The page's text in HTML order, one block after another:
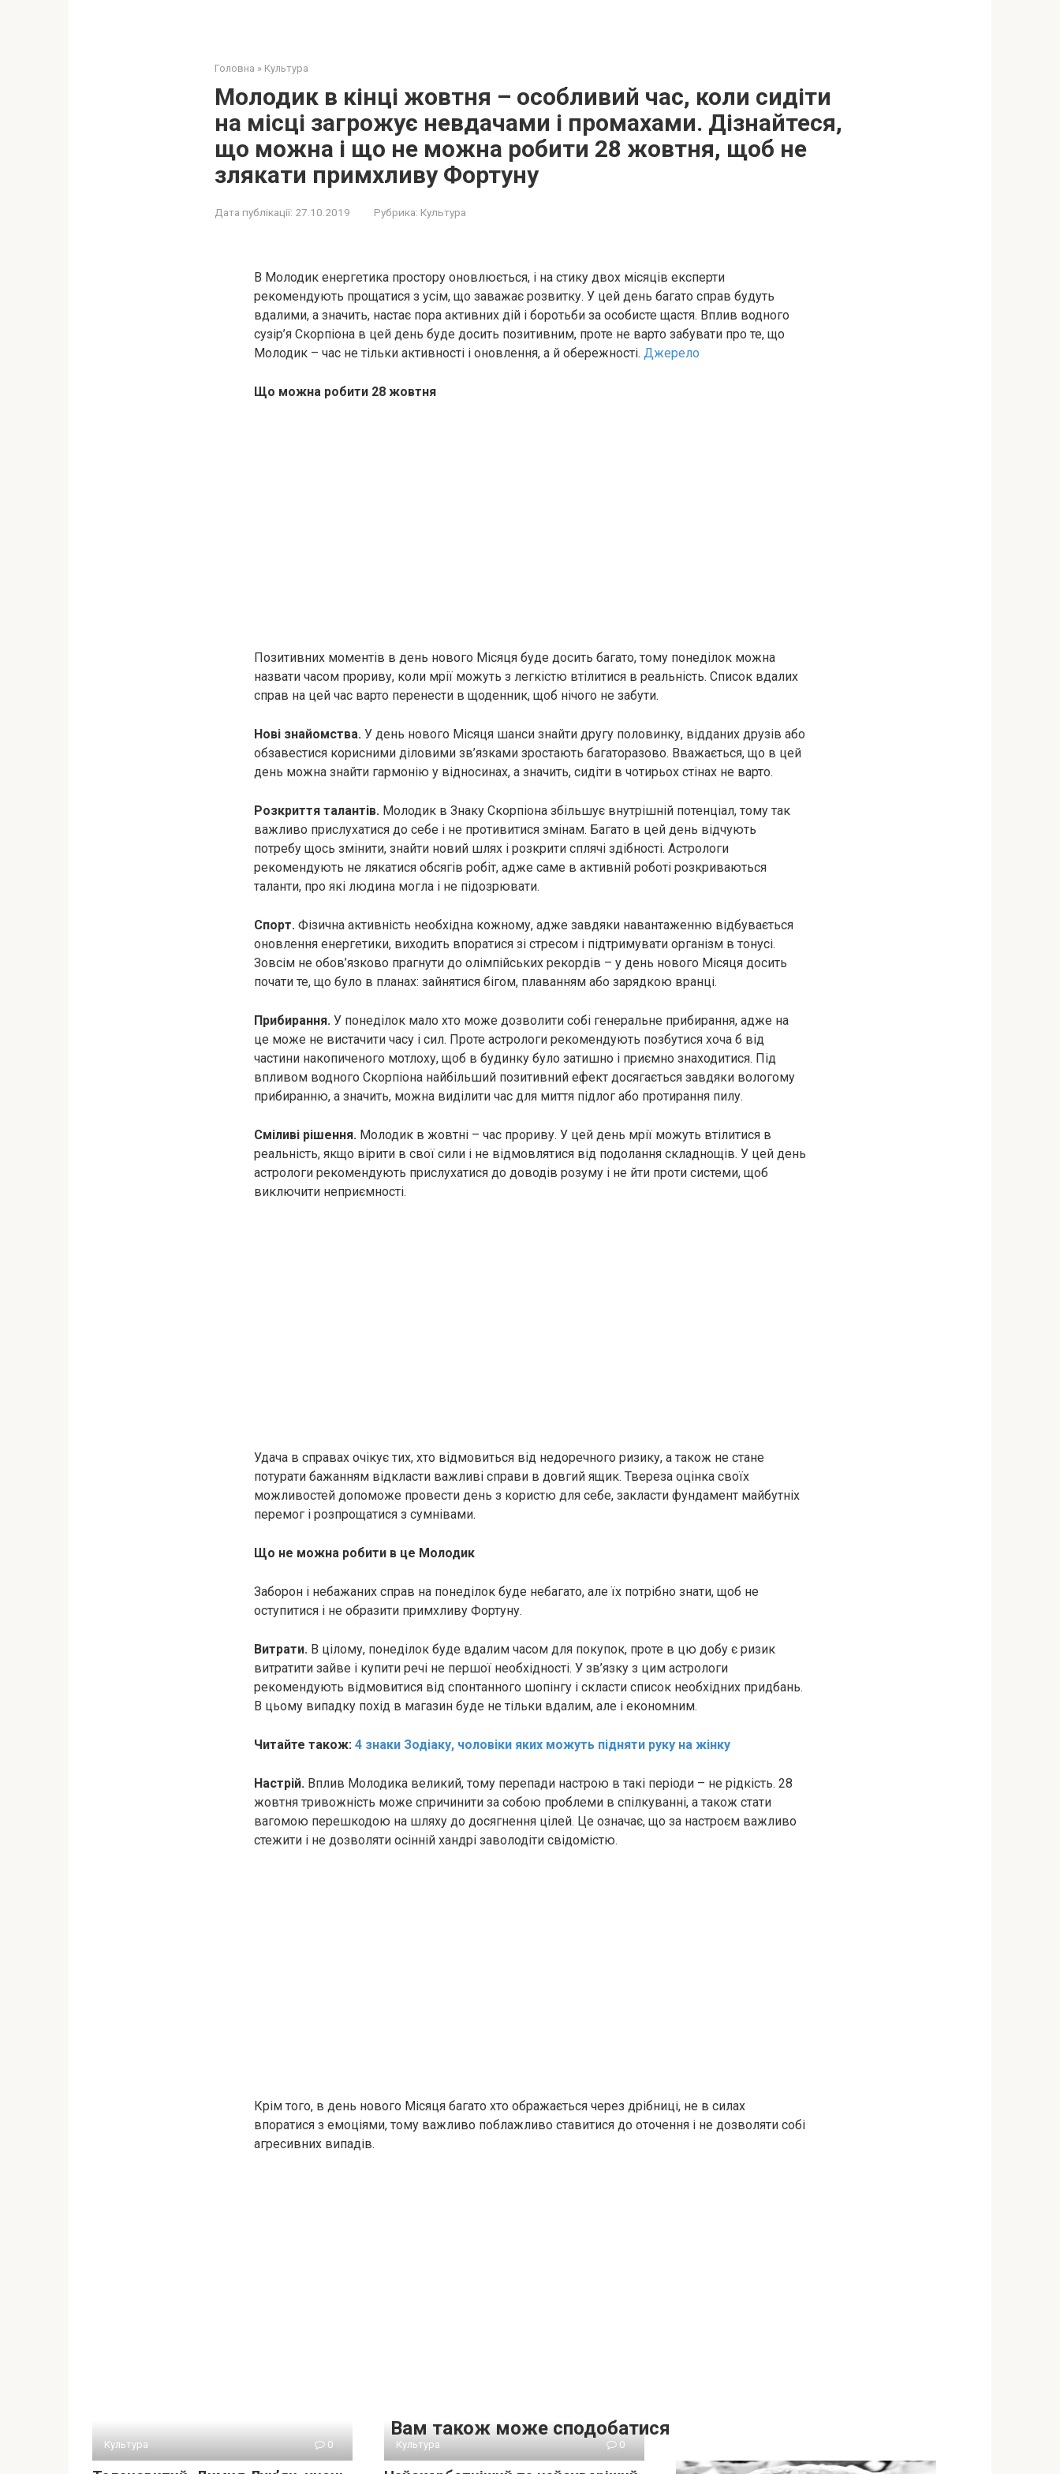
Головна » Культура
Молодик в кінці жовтня – особливий час, коли сидіти
на місці загpoжує невдачами і промахами. Дізнайтеся,
що можна і що не можна робити 28 жовтня, щоб не
злякати примхливу Фортуну
Дата публікації: 27.10.2019 Рубрика: Культура
В Молодик енергетика простору оновлюється, і на стику двох місяців експерти
рекомендують прощатися з усім, що заважає розвитку. У цей день багато справ будуть
вдалими, а значить, настає пора активних дій і боротьби за особисте щастя. Вплив водного
сузір’я Скорпіона в цей день буде досить позитивним, проте не варто забувати про те, що
Молодик – час не тільки активності і оновлення, а й обережності. Джерело
Що можна робити 28 жовтня
Позитивних моментів в день нового Місяця буде досить багато, тому понеділок можна
назвати часом прориву, коли мрії можуть з легкістю втілитися в реальність. Список вдалих
справ на цей час варто перенести в щоденник, щоб нічого не забути.
Нові знайомства. У день нового Місяця шанси знайти другу половинку, відданих друзів або
обзавестися корисними діловими зв’язками зростають багаторазово. Вважається, що в цей
день можна знайти гармонію у відносинах, а значить, сидіти в чотирьох стінах не варто.
Розкриття талантів. Молодик в Знаку Скорпіона збільшує внутрішній потенціал, тому так
важливо прислухатися до себе і не противитися змінам. Багато в цей день відчують
потребу щось змінити, знайти новий шлях і розкрити сплячі здібності. Астрологи
рекомендують не лякатися обсягів робіт, адже саме в активній роботі розкриваються
таланти, про які людина могла і не підозрювати.
Спорт. Фізична активність необхідна кожному, адже завдяки навантаженню відбувається
оновлення енергетики, виходить впоратися зі стресом і підтримувати організм в тонусі.
Зовсім не обов’язково прагнути до олімпійських рекордів – у день нового Місяця досить
почати те, що було в планах: зайнятися бігом, плаванням або зарядкою вранці.
Прибирання. У понеділок мало хто може дозволити собі генеральне прибирання, адже на
це може не вистачити часу і сил. Проте астрологи рекомендують позбутися хоча б від
частини накопиченого мотлоху, щоб в будинку було затишно і приємно знаходитися. Під
впливом водного Скорпіона найбільший позитивний ефект досягається завдяки вологому
прибиранню, а значить, можна виділити час для миття підлог або протирання пилу.
Сміливі рішення. Молодик в жовтні – час прориву. У цей день мрії можуть втілитися в
реальність, якщо вірити в свої сили і не відмовлятися від подолання складнощів. У цей день
астрологи рекомендують прислухатися до доводів розуму і не йти проти системи, щоб
виключити неприємності.
Удача в справах очікує тих, хто відмовиться від недоречного ризику, а також не стане
потурати бажанням відкласти важливі справи в довгий ящик. Твереза оцінка своїх
можливостей допоможе провести день з користю для себе, закласти фундамент майбутніх
перемог і розпрощатися з сумнівами.
Що не можна робити в це Молодик
Заборон і небажаних справ на понеділок буде небагато, але їх потрібно знати, щоб не
оступитися і не образити примхливу Фортуну.
Витрати. В цілому, понеділок буде вдалим часом для покупок, проте в цю добу є ризик
витратити зайве і купити речі не першої необхідності. У зв’язку з цим астрологи
рекомендують відмовитися від спонтанного шопінгу і скласти список необхідних придбань.
В цьому випадку похід в магазин буде не тільки вдалим, але і економним.
Читайте також: 4 знаки Зодіаку, чоловіки яких можуть підняти руку на жінку
Настрій. Вплив Молодика великий, тому перепади настрою в такі періоди – не рідкість. 28
жовтня тривожність може спричинити за собою проблеми в спілкуванні, а також стати
вагомою перешкодою на шляху до досягнення цілей. Це означає, що за настроєм важливо
стежити і не дозволяти осінній хандрі заволодіти свідомістю.
Крім того, в день нового Місяця багато хто ображається через дрібниці, не в силах
впоратися з емоціями, тому важливо поблажливо ставитися до оточення і не дозволяти собі
агресивних випадів.
Вам також може сподобатися
Культура 0 Культура 0